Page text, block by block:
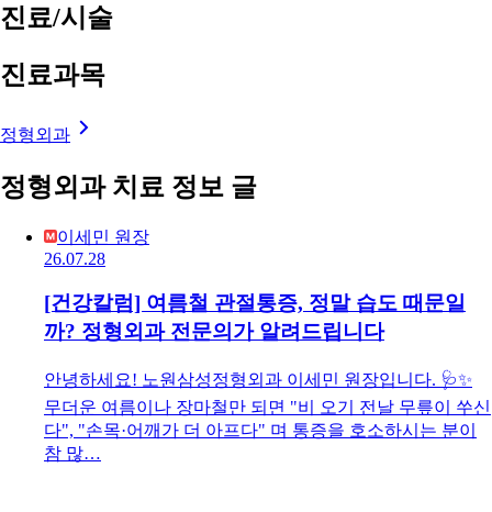
진료/시술
진료과목
정형외과
정형외과 치료 정보 글
이세민 원장
26.07.28
[건강칼럼] 여름철 관절통증, 정말 습도 때문일
까? 정형외과 전문의가 알려드립니다
안녕하세요! 노원삼성정형외과 이세민 원장입니다. 🩺✨
무더운 여름이나 장마철만 되면 "비 오기 전날 무릎이 쑤신
다", "손목·어깨가 더 아프다" 며 통증을 호소하시는 분이
참 많…